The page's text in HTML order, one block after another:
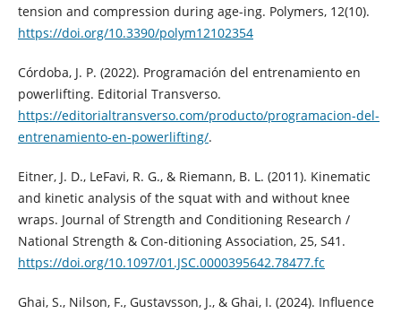
tension and compression during age-ing. Polymers, 12(10).
https://doi.org/10.3390/polym12102354
Córdoba, J. P. (2022). Programación del entrenamiento en
powerlifting. Editorial Transverso.
https://editorialtransverso.com/producto/programacion-del-
entrenamiento-en-powerlifting/.
Eitner, J. D., LeFavi, R. G., & Riemann, B. L. (2011). Kinematic
and kinetic analysis of the squat with and without knee
wraps. Journal of Strength and Conditioning Research /
National Strength & Con-ditioning Association, 25, S41.
https://doi.org/10.1097/01.JSC.0000395642.78477.fc
Ghai, S., Nilson, F., Gustavsson, J., & Ghai, I. (2024). Influence